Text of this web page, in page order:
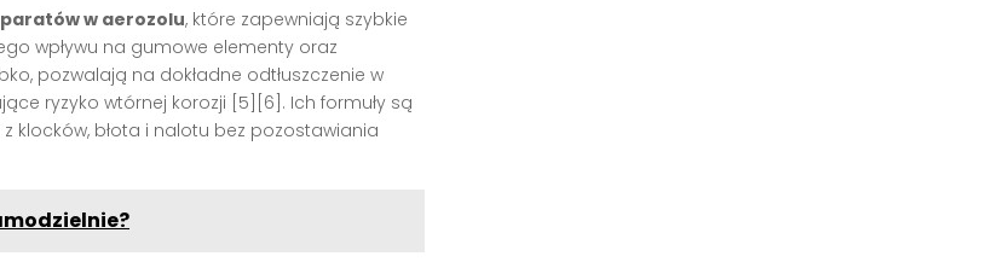
w aerozolu, które zapewniają szybkie
wpływu na gumowe elementy oraz
pozwalają na dokładne odtłuszczenie w
ryzyko wtórnej korozji [5][6]. Ich formuły są
klocków, błota i nalotu bez pozostawiania